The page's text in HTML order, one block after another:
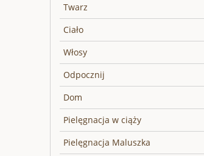
Twarz
Ciało
Włosy
Odpocznij
Dom
Pielęgnacja w ciąży
Pielęgnacja Maluszka